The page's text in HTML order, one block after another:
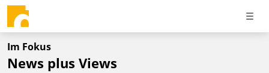
Im Fokus
News plus Views